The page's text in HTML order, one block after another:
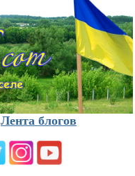
Лента блогов